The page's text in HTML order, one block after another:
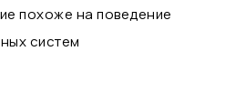
похоже на поведение
систем